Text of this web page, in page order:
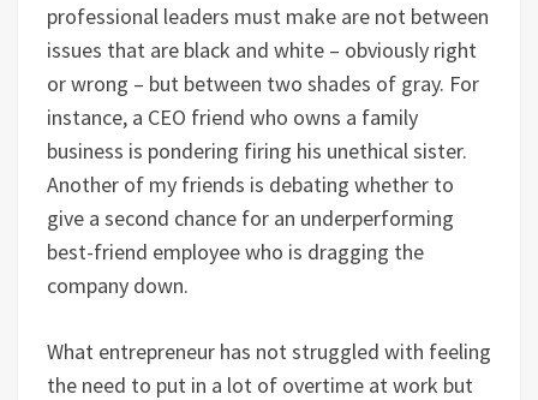
professional leaders must make are not between
issues that are black and white – obviously right
or wrong – but between two shades of gray. For
instance, a CEO friend who owns a family
business is pondering firing his unethical sister.
Another of my friends is debating whether to
give a second chance for an underperforming
best-friend employee who is dragging the
company down.
What entrepreneur has not struggled with feeling
the need to put in a lot of overtime at work but